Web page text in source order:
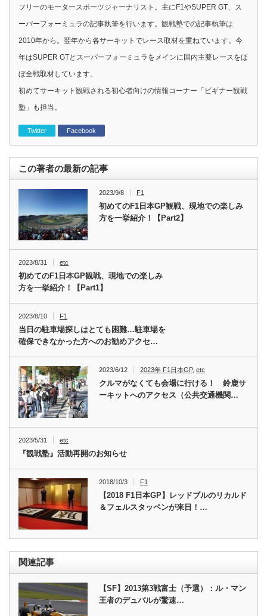
フリーのモータースポーツジャーナリスト。主にF1やSUPER GT、ス
ーパーフォーミュラの記事執筆を行います。観戦塾での記事執筆は
2010年から。翌年から各サーキットでレース取材を重ねています。今
年はSUPER GTとスーパーフォーミュラをメインに国内主要レースをほ
ぼ全戦取材しています。
初めてサーキット観戦される初心者向けの情報コーナー「ビギナー観戦
塾」も担当。
Twitter Facebook
この著者の最新の記事
2023/9/8 F1
初めてのF1日本GP観戦、現地での楽しみ
方を一挙紹介！【Part2】
2023/8/31 etc
初めてのF1日本GP観戦、現地での楽しみ
方を一挙紹介！【Part1】
2023/8/10 F1
当日の駐車場探しはとても困難…駐車場を
確保できなかった方へのお勧めアクセ…
2023/6/12 2023年 F1日本GP,etc
クルマがなくても会場に行ける！ 鈴鹿サ
ーキットへのアクセス（公共交通機関…
2023/5/31 etc
『観戦塾』活動再開のお知らせ
2018/10/3 F1
【2018 F1日本GP】レッドブルのリカルド
＆フェルスタッペンが来日！…
関連記事
【SF】2013第3戦富士（予選）：ル・マン
王者のデュバルが驚速…